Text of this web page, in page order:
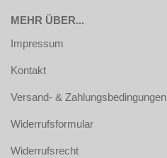
MEHR ÜBER...
Impressum
Kontakt
Versand- & Zahlungsbedingungen
Widerrufsformular
Widerrufsrecht